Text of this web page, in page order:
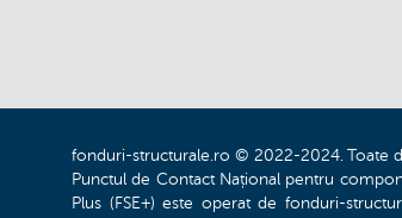
fonduri-structurale.ro © 2022-2024. Toate
Punctul de Contact Național pentru
Plus (FSE+) este operat de fonduri-